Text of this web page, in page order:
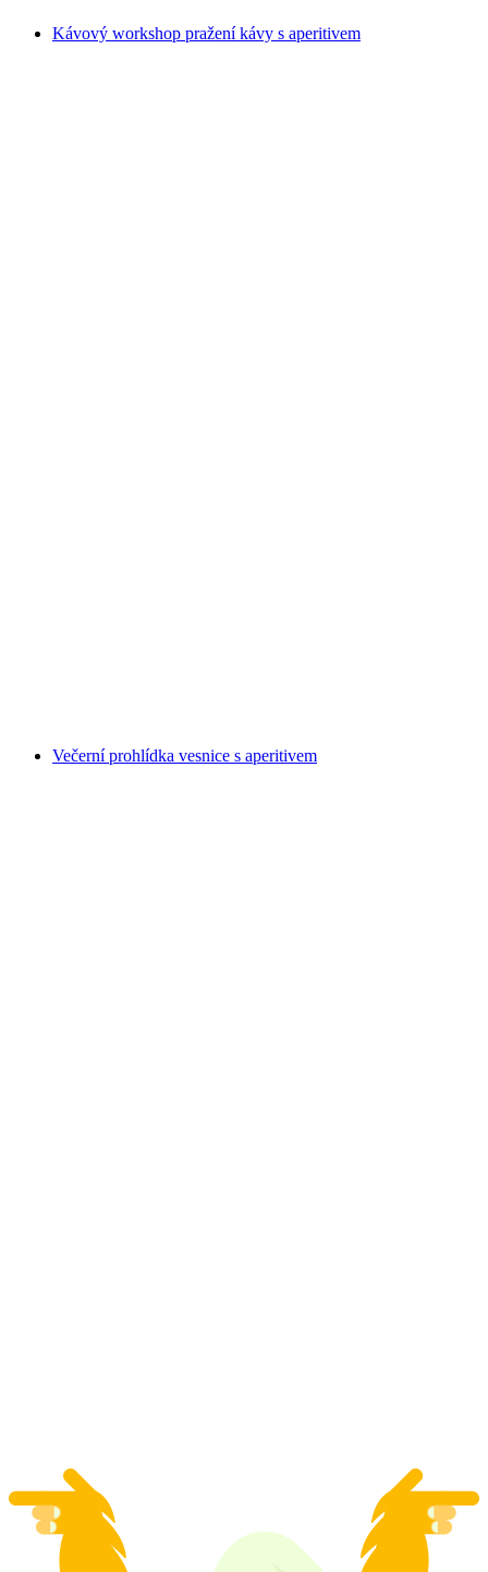
Kávový workshop pražení kávy s aperitivem
Večerní prohlídka vesnice s aperitivem